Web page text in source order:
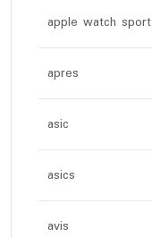
apple watch sport
apres
asic
asics
avis